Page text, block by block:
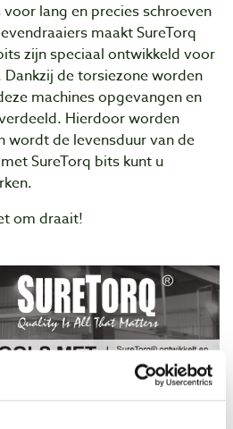
lang en precies schroeven
maakt SureTorq
zijn speciaal ontwikkeld voor
de torsiezone worden
machines opgevangen en
Hierdoor worden
wordt de levensduur van de
SureTorq bits kunt u
om draait!